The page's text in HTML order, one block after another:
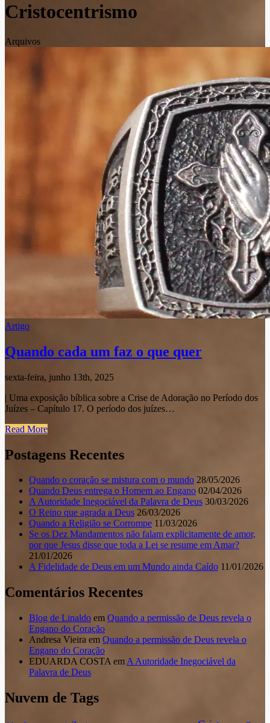
Cristocentrismo
Arquivos
Artigo
Quando cada um faz o que quer
sexta-feira, junho 13th, 2025
| Uma exposição bíblica sobre a Crise de Adoração no Período dos
Juízes – Capítulo 17. O período dos juízes…
Read More
Postagens Recentes
Quando o coração se mistura com o mundo 28/05/2026
Quando Deus entrega o Homem ao Engano 02/04/2026
A Autoridade Inegociável da Palavra de Deus 30/03/2026
O Reino que agrada a Deus 26/03/2026
Quando a Religião se Corrompe 11/03/2026
Se os Dez Mandamentos não falam explicitamente de amor,
por que Jesus disse que toda a Lei se resume em Amar?
21/01/2026
A Fidelidade de Deus em um Mundo ainda Caído 11/01/2026
Comentários Recentes
Blog de Linaldo em Quando a permissão de Deus revela o
Engano do Coração
Andresa Vieira em Quando a permissão de Deus revela o
Engano do Coração
EDUARDA COSTA em A Autoridade Inegociável da
Palavra de Deus
Nuvem de Tags